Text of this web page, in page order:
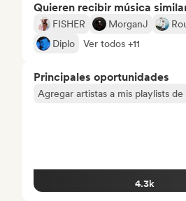
Quieren recibir música
FISHER MorganJ
Diplo
Ver todos +11
Principales oportunidades
Agregar artistas a mis playlists
4.3k